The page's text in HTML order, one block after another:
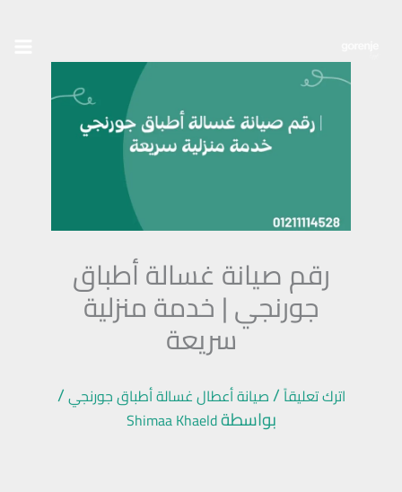
رقم صيانة غسالة أطباق
جورنجي | خدمة منزلية
سريعة
اترك تعليقاً/صيانة أعطال غسالة أطباق جورنجي/
بواسطةShimaa Khaeld